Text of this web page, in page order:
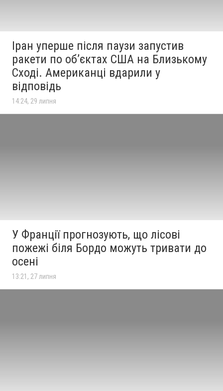
Іран уперше після паузи запустив
ракети по обʼєктах США на Близькому
Сході. Американці вдарили у
відповідь
14:24, 29 липня
У Франції прогнозують, що лісові
пожежі біля Бордо можуть тривати до
осені
13:21, 27 липня